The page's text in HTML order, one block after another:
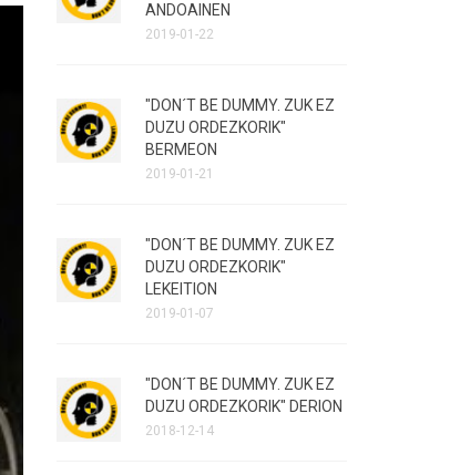
ANDOAINEN
2019-01-22
"DON´T BE DUMMY. ZUK EZ
DUZU ORDEZKORIK"
BERMEON
2019-01-21
"DON´T BE DUMMY. ZUK EZ
DUZU ORDEZKORIK"
LEKEITION
2019-01-07
"DON´T BE DUMMY. ZUK EZ
DUZU ORDEZKORIK" DERION
2018-12-14